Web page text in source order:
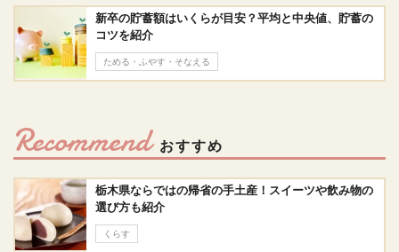
新卒の貯蓄額はいくらが目安？平均と中央値、貯蓄の
コツを紹介
ためる・ふやす・そなえる
Recommend おすすめ
栃木県ならではの帰省の手土産！スイーツや飲み物の
選び方も紹介
くらす